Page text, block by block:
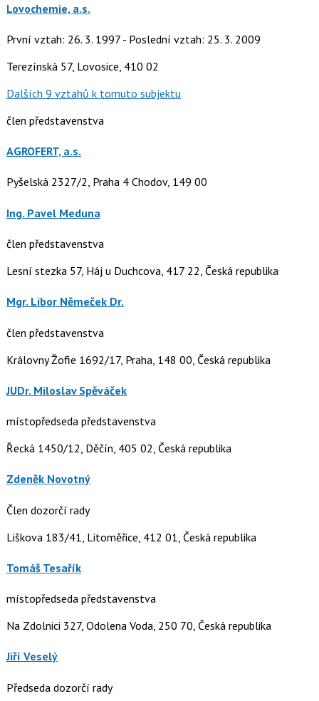
Lovochemie, a.s.
První vztah: 26. 3. 1997 - Poslední vztah: 25. 3. 2009
Terezínská 57, Lovosice, 410 02
Dalších 9 vztahů k tomuto subjektu
člen představenstva
AGROFERT, a.s.
Pyšelská 2327/2, Praha 4 Chodov, 149 00
Ing. Pavel Meduna
člen představenstva
Lesní stezka 57, Háj u Duchcova, 417 22, Česká republika
Mgr. Libor Němeček Dr.
člen představenstva
Královny Žofie 1692/17, Praha, 148 00, Česká republika
JUDr. Miloslav Spěváček
místopředseda představenstva
Řecká 1450/12, Děčín, 405 02, Česká republika
Zdeněk Novotný
Člen dozorčí rady
Liškova 183/41, Litoměřice, 412 01, Česká republika
Tomáš Tesařík
místopředseda představenstva
Na Zdolnici 327, Odolena Voda, 250 70, Česká republika
Jiří Veselý
Předseda dozorčí rady